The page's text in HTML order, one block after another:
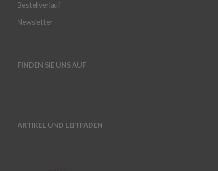
Bestellverlauf
Newsletter
FINDEN SIE UNS AUF
ARTIKEL UND LEITFADEN